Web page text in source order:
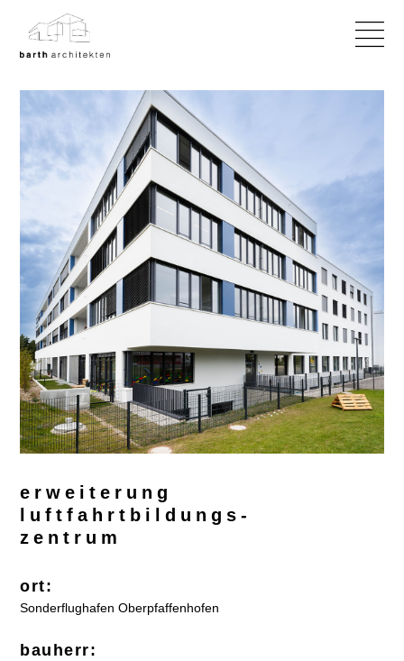
erweiterung
luftfahrtbildungs-
zentrum
ort:
Sonderflughafen Oberpfaffenhofen
bauherr: